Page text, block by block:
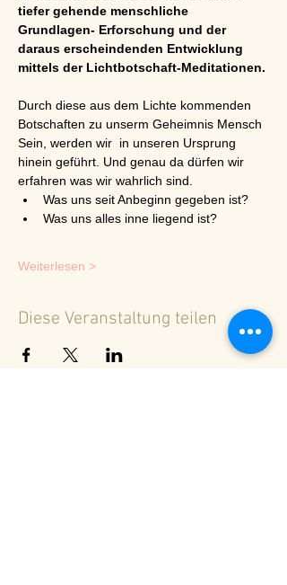
tiefer gehende menschliche
Grundlagen- Erforschung und der
daraus erscheindenden Entwicklung
mittels der Lichtbotschaft-Meditationen.
Durch diese aus dem Lichte kommenden
Botschaften zu unserm Geheimnis Mensch
Sein, werden wir  in unseren Ursprung
hinein geführt. Und genau da dürfen wir
erfahren was wir wahrlich sind.
Was uns seit Anbeginn gegeben ist?
Was uns alles inne liegend ist?
Weiterlesen >
Diese Veranstaltung teilen